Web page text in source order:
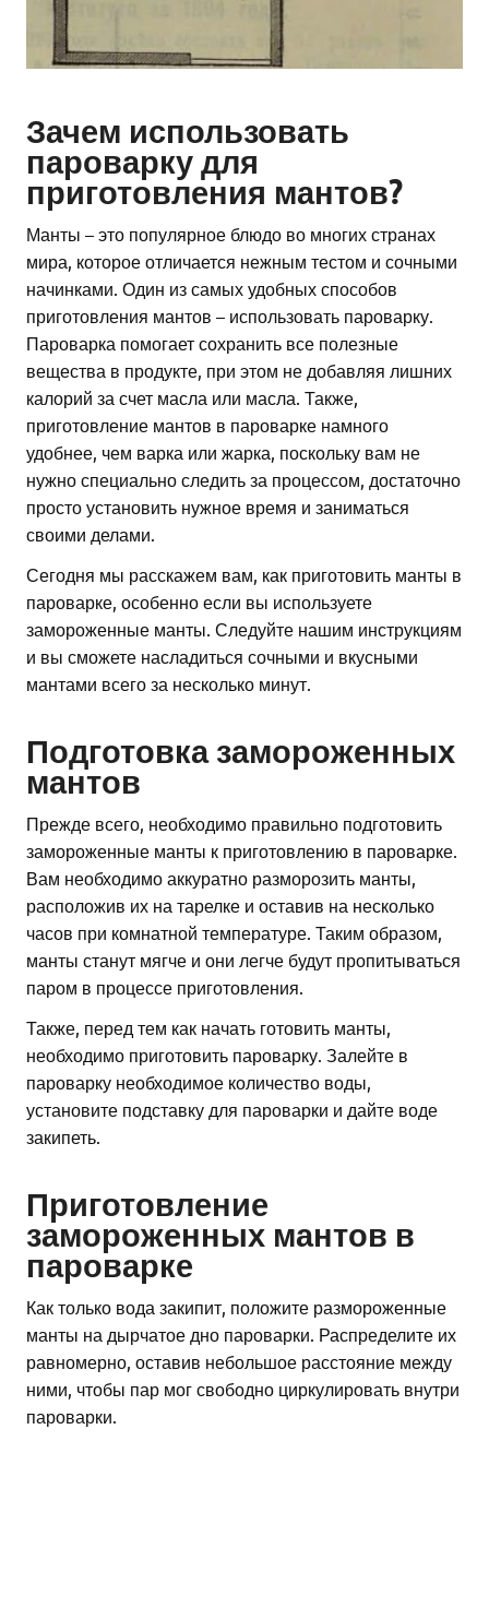
Зачем использовать
пароварку для
приготовления мантов?
Манты – это популярное блюдо во многих странах
мира, которое отличается нежным тестом и сочными
начинками. Один из самых удобных способов
приготовления мантов – использовать пароварку.
Пароварка помогает сохранить все полезные
вещества в продукте, при этом не добавляя лишних
калорий за счет масла или масла. Также,
приготовление мантов в пароварке намного
удобнее, чем варка или жарка, поскольку вам не
нужно специально следить за процессом, достаточно
просто установить нужное время и заниматься
своими делами.
Сегодня мы расскажем вам, как приготовить манты в
пароварке, особенно если вы используете
замороженные манты. Следуйте нашим инструкциям
и вы сможете насладиться сочными и вкусными
мантами всего за несколько минут.
Подготовка замороженных
мантов
Прежде всего, необходимо правильно подготовить
замороженные манты к приготовлению в пароварке.
Вам необходимо аккуратно разморозить манты,
расположив их на тарелке и оставив на несколько
часов при комнатной температуре. Таким образом,
манты станут мягче и они легче будут пропитываться
паром в процессе приготовления.
Также, перед тем как начать готовить манты,
необходимо приготовить пароварку. Залейте в
пароварку необходимое количество воды,
установите подставку для пароварки и дайте воде
закипеть.
Приготовление
замороженных мантов в
пароварке
Как только вода закипит, положите размороженные
манты на дырчатое дно пароварки. Распределите их
равномерно, оставив небольшое расстояние между
ними, чтобы пар мог свободно циркулировать внутри
пароварки.